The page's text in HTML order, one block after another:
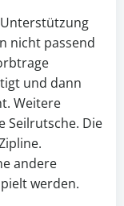
nicht passend
und dann
Weitere
Seilrutsche. Die
andere
werden.